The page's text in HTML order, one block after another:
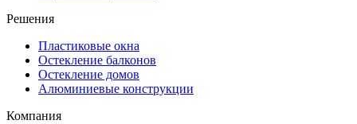
Решения
Пластиковые окна
Остекление балконов
Остекление домов
Алюминиевые конструкции
Компания